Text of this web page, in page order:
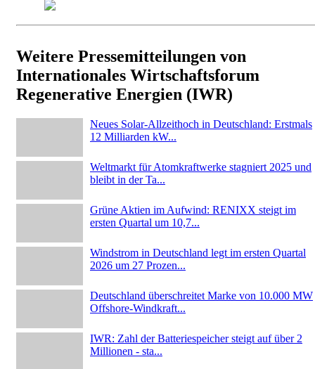
Weitere Pressemitteilungen von
Internationales Wirtschaftsforum
Regenerative Energien (IWR)
Neues Solar-Allzeithoch in Deutschland: Erstmals
12 Milliarden kW...
Weltmarkt für Atomkraftwerke stagniert 2025 und
bleibt in der Ta...
Grüne Aktien im Aufwind: RENIXX steigt im
ersten Quartal um 10,7...
Windstrom in Deutschland legt im ersten Quartal
2026 um 27 Prozen...
Deutschland überschreitet Marke von 10.000 MW
Offshore-Windkraft...
IWR: Zahl der Batteriespeicher steigt auf über 2
Millionen - sta...